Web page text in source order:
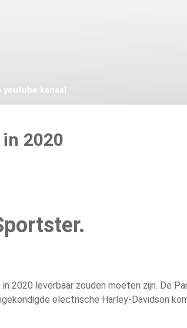
youtube kanaal
2020
2020 leverbaar zouden moeten zijn. De
electrische Harley-Davidson